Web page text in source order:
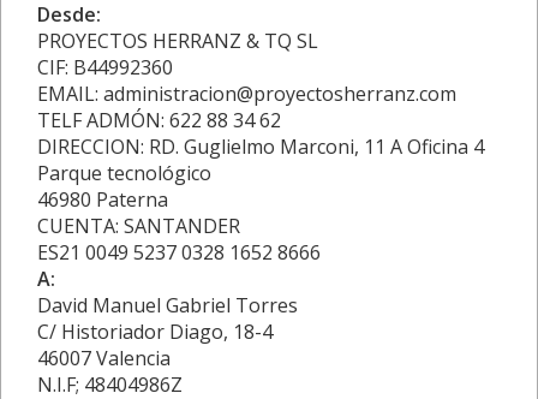
Desde:
PROYECTOS HERRANZ & TQ SL
CIF: B44992360
EMAIL: administracion@proyectosherranz.com
TELF ADMÓN: 622 88 34 62
DIRECCION: RD. Guglielmo Marconi, 11 A Oficina 4
Parque tecnológico
46980 Paterna
CUENTA: SANTANDER
ES21 0049 5237 0328 1652 8666
A:
David Manuel Gabriel Torres
C/ Historiador Diago, 18-4
46007 Valencia
N.I.F; 48404986Z